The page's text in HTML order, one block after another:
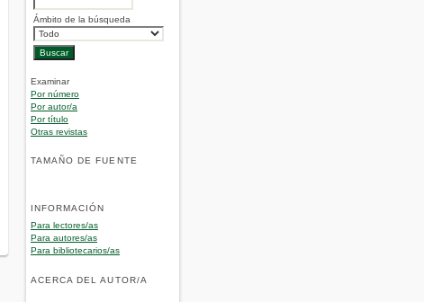
Ámbito de la búsqueda
Examinar
Por número
Por autor/a
Por título
Otras revistas
TAMAÑO DE FUENTE
INFORMACIÓN
Para lectores/as
Para autores/as
Para bibliotecarios/as
ACERCA DEL AUTOR/A